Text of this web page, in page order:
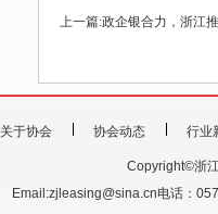
上一篇:政企银合力，浙江
关于协会 协会动态 行业
Copyright©浙
Email:zjleasing@sina.cn电话：